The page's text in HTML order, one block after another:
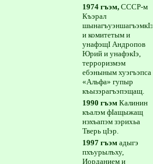
1974 гъэм, СССР-м
Къэрал
и комитетым и
унафэщI Андропов
Юрий и унафэкIэ,
терроризмэм
ебэныным хуэгъэпса
«Альфа» гупыр
къызэрагъэпэщащ.
1990 гъэм Калинин
къалэм фIащыжащ
нэхъапэм зэрихьа
Тверь цIэр.
1997 гъэм адыгэ
пхъурылъху,
Иорданием и